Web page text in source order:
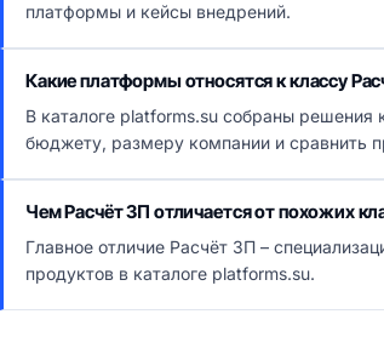
платформы и кейсы внедрений.
Какие платформы относятся к классу
В каталоге platforms.su собраны
бюджету, размеру компании и сравнить
Чем Расчёт ЗП отличается от похожих
Главное отличие Расчёт ЗП –
продуктов в каталоге platforms.su.